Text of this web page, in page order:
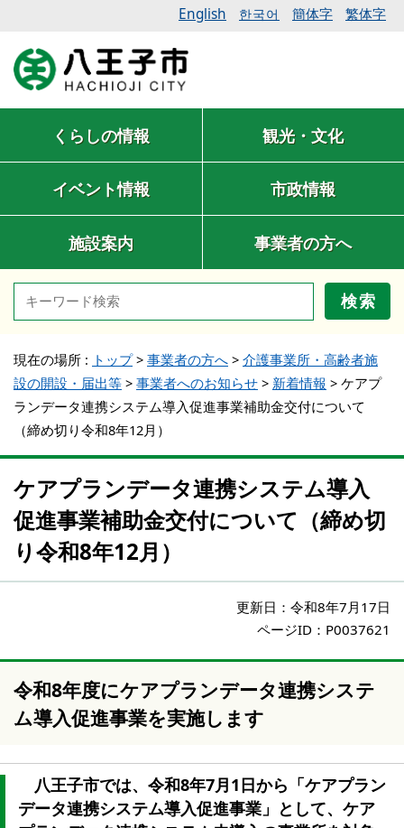
English 한국어 簡体字 繁体字
くらしの情報 観光・文化
イベント情報 市政情報
施設案内 事業者の方へ
検索
現在の場所 : トップ> 事業者の方へ > 介護事業所・高齢者施
設の開設・届出等 > 事業者へのお知らせ > 新着情報 > ケアプ
ランデータ連携システム導入促進事業補助金交付について
（締め切り令和8年12月）
ケアプランデータ連携システム導入
促進事業補助金交付について（締め切
り令和8年12月）
更新日： 令和8年7月17日
ページID：P0037621
令和8年度にケアプランデータ連携システ
ム導入促進事業を実施します
八王子市では、令和8年7月1日から「ケアプラン
データ連携システム導入促進事業」として、ケア